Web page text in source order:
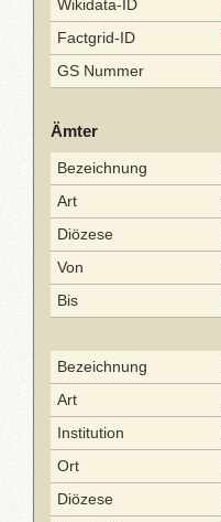
Wikidata-ID
Factgrid-ID
GS Nummer
Ämter
Bezeichnung
Art
Diözese
Von
Bis
Bezeichnung
Art
Institution
Ort
Diözese